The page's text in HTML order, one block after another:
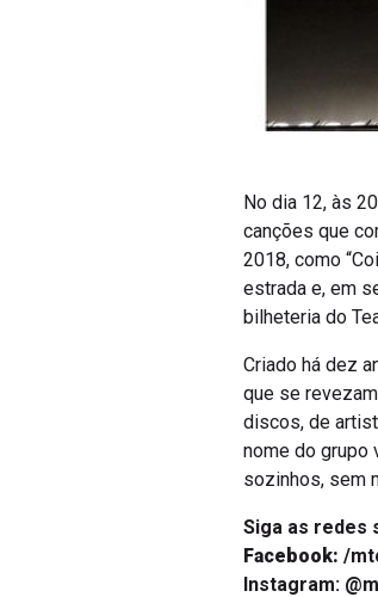
No dia 12, às
canções que
2018, como
estrada e, em
bilheteria do
Criado há dez
que se
discos, de
nome do grupo
sozinhos, sem
Siga as redes
Facebook: /
Instagram: